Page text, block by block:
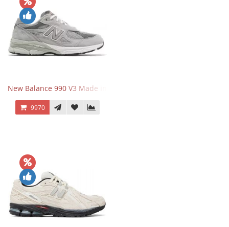
New Balance 990 V3 Made in USA Grey
9970